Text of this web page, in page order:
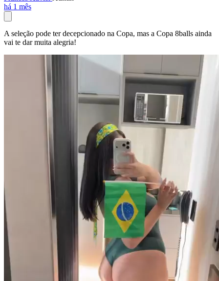
há 1 mês
A seleção pode ter decepcionado na Copa, mas a Copa 8balls ainda
vai te dar muita alegria!